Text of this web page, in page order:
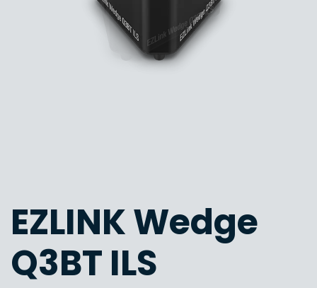
EZLINK Wedge
Q3BT ILS